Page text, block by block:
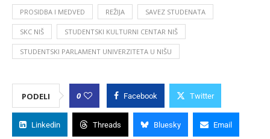
PROSIDBA I MEDVED REŽIJA SAVEZ STUDENATA
SKC NIŠ STUDENTSKI KULTURNI CENTAR NIŠ
STUDENTSKI PARLAMENT UNIVERZITETA U NIŠU
PODELI 0 Facebook Twitter
Linkedin Threads Bluesky Email